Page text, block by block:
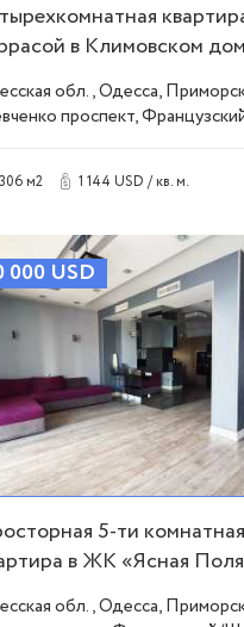
в Климовском
обл., Одесса,
проспект,
306 м2 1 144 USD / кв. м.
000 USD
5-ти комнатная
в ЖК «Ясная
ID 3469обл., Одесса,